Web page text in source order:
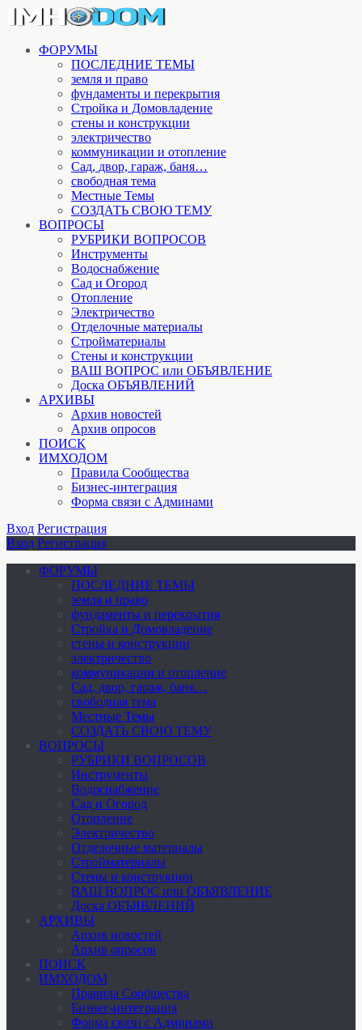
ФОРУМЫ
ПОСЛЕДНИЕ ТЕМЫ
земля и право
фундаменты и перекрытия
Стройка и Домовладение
стены и конструкции
электричество
коммуникации и отопление
Cад, двор, гараж, баня…
свободная тема
Местные Темы
СОЗДАТЬ СВОЮ ТЕМУ
ВОПРОСЫ
РУБРИКИ ВОПРОСОВ
Инструменты
Водоснабжение
Сад и Огород
Отопление
Электричество
Отделочные материалы
Стройматериалы
Стены и конструкции
ВАШ ВОПРОС или ОБЪЯВЛЕНИЕ
Доска ОБЪЯВЛЕНИЙ
АРХИВЫ
Архив новостей
Архив опросов
ПОИСК
ИМХОДОМ
Правила Сообщества
Бизнес-интеграция
Форма связи с Админами
Вход Регистрация
Вход Регистрация
ФОРУМЫ
ПОСЛЕДНИЕ ТЕМЫ
земля и право
фундаменты и перекрытия
Стройка и Домовладение
стены и конструкции
электричество
коммуникации и отопление
Cад, двор, гараж, баня…
свободная тема
Местные Темы
СОЗДАТЬ СВОЮ ТЕМУ
ВОПРОСЫ
РУБРИКИ ВОПРОСОВ
Инструменты
Водоснабжение
Сад и Огород
Отопление
Электричество
Отделочные материалы
Стройматериалы
Стены и конструкции
ВАШ ВОПРОС или ОБЪЯВЛЕНИЕ
Доска ОБЪЯВЛЕНИЙ
АРХИВЫ
Архив новостей
Архив опросов
ПОИСК
ИМХОДОМ
Правила Сообщества
Бизнес-интеграция
Форма связи с Админами